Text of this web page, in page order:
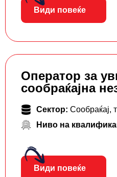
Види повеќе
Оператор за
сообраќајна
Сектор: Сообраќај,
Ниво на
Види повеќе